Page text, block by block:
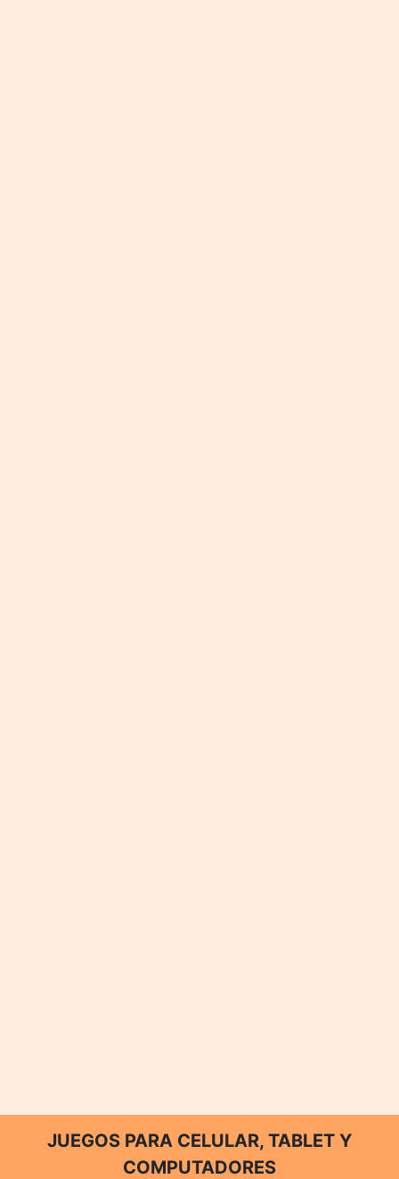
JUEGOS PARA CELULAR, TABLET Y
COMPUTADORES